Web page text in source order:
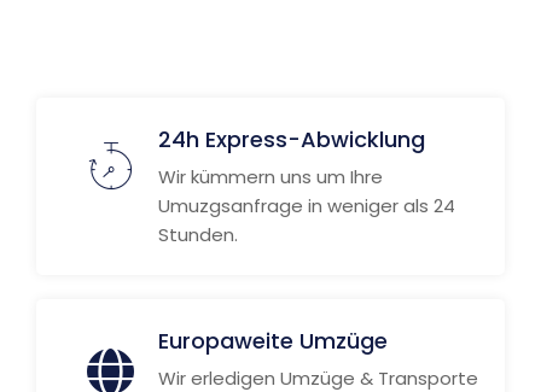
24h Express-Abwicklung
Wir kümmern uns um Ihre
Umuzgsanfrage in weniger als 24
Stunden.
Europaweite Umzüge
Wir erledigen Umzüge & Transporte